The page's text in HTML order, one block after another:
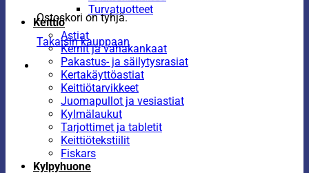
Ostoskori on tyhjä.
Takaisin kauppaan
Turvatuotteet
Keittiö
Astiat
Kernit ja vahakankaat
Pakastus- ja säilytysrasiat
Kertakäyttöastiat
Keittiötarvikkeet
Juomapullot ja vesiastiat
Kylmälaukut
Tarjottimet ja tabletit
Keittiötekstiilit
Fiskars
Kylpyhuone